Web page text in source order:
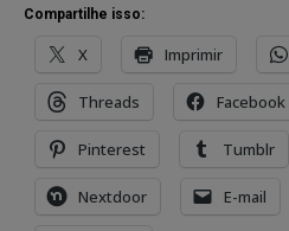
Compartilhe isso:
X Imprimir
Threads Facebook
Pinterest Tumblr
Nextdoor E-mail